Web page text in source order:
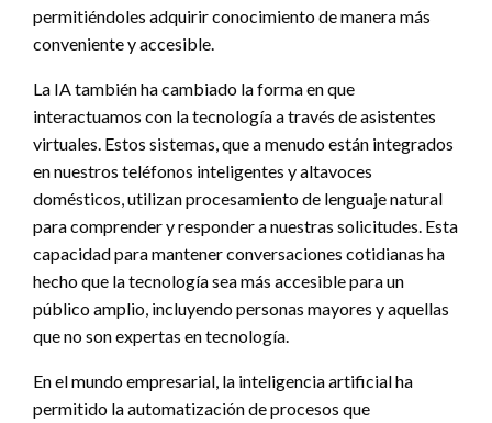
permitiéndoles adquirir conocimiento de manera más
conveniente y accesible.
La IA también ha cambiado la forma en que
interactuamos con la tecnología a través de asistentes
virtuales. Estos sistemas, que a menudo están integrados
en nuestros teléfonos inteligentes y altavoces
domésticos, utilizan procesamiento de lenguaje natural
para comprender y responder a nuestras solicitudes. Esta
capacidad para mantener conversaciones cotidianas ha
hecho que la tecnología sea más accesible para un
público amplio, incluyendo personas mayores y aquellas
que no son expertas en tecnología.
En el mundo empresarial, la inteligencia artificial ha
permitido la automatización de procesos que